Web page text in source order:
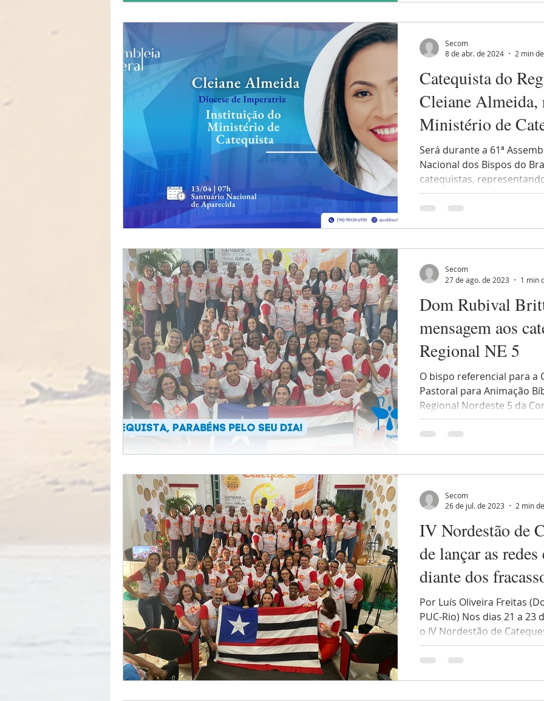
Catequista do
Cleiane Almeida,
Ministério de
61ª Assembleia
Brasil
Será durante a 61ª
Nacional dos Bispos do
catequistas,
Secom
8 de abr. de 2024
2 min
Dom Rubival
mensagem aos
Regional NE 5
O bispo referencial para a
Pastoral para Animação
Regional Nordeste 5 da
Secom
27 de ago. de 2023
1 min
IV Nordestão de
de lançar as
diante dos
Por Luís Oliveira Freitas
PUC-Rio) Nos dias 21 a
o IV Nordestão de
Secom
26 de jul. de 2023
2 min